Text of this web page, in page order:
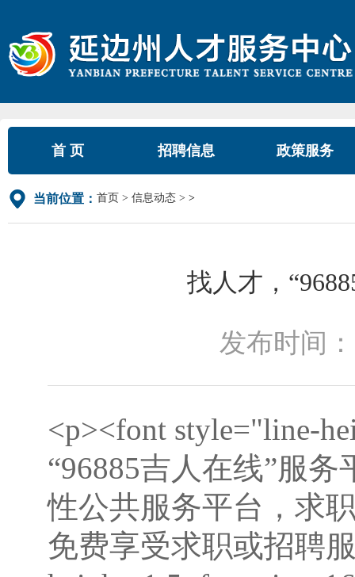
首 页 招聘信息 政策服务
当前位置： 首页 信息动态 >
找人才，
发布时间：
<p><font style="line-
“96885吉人在线”服
性公共服务平台，求
免费享受求职或招聘